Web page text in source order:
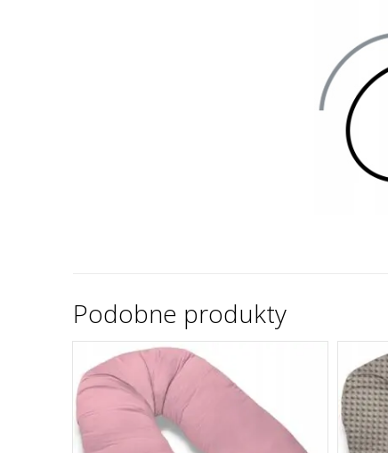
Podobne produkty